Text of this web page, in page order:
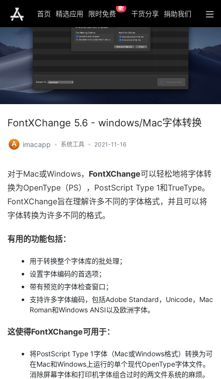
首页 精选应用 限时免费
新
干货分享 捐助我们
FontXChange 5.6 - windows/Mac字体转换
imacapp 系统工具 2021-11-16
对于Mac或Windows， FontXChange可以轻松地将字体转
换为OpenType（PS），PostScript Type 1和TrueType。
FontXChange旨在理解许多不同的字体格式，并且可以将
字体转换为许多不同的格式。
有用的功能包括：
用于转换整个字体库的批处理；
设置字体编码的首选项；
带有预览的字体检查窗口；
支持许多字体编码，包括Adobe Standard，Unicode，Mac
Roman和Windows ANSI以及欧洲字体。
这使得FontXChange可用于：
将PostScript Type 1字体（Mac或Windows格式）转换为可
在Mac和Windows上运行的单个现代OpenType字体文件。
消除屏幕字体和打印机字体组合过时的两文件系统的麻烦。